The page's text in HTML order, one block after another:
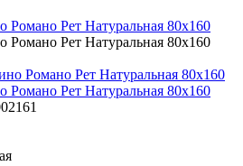
Рет Натуральная 80x160
Рет Натуральная 80x160
Рет Натуральная 80x160